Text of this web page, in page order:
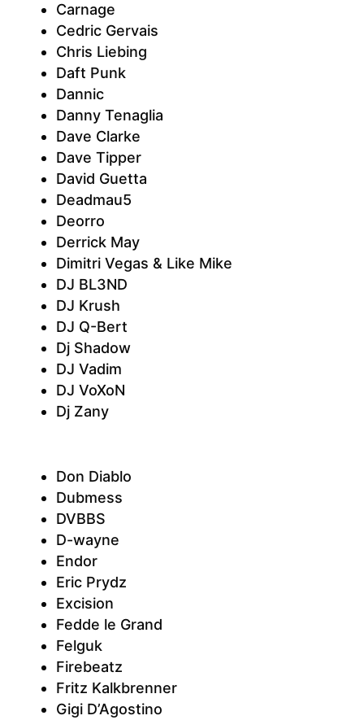
Carnage
Cedric Gervais
Chris Liebing
Daft Punk
Dannic
Danny Tenaglia
Dave Clarke
Dave Tipper
David Guetta
Deadmau5
Deorro
Derrick May
Dimitri Vegas & Like Mike
DJ BL3ND
DJ Krush
DJ Q-Bert
Dj Shadow
DJ Vadim
DJ VoXoN
Dj Zany
Don Diablo
Dubmess
DVBBS
D-wayne
Endor
Eric Prydz
Excision
Fedde le Grand
Felguk
Firebeatz
Fritz Kalkbrenner
Gigi D’Agostino